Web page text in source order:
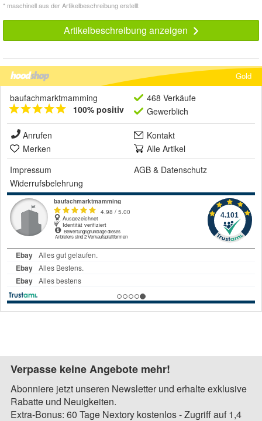
* maschinell aus der Artikelbeschreibung erstellt
Artikelbeschreibung anzeigen
Gold
baufachmarktmamming
100% positiv
468 Verkäufe
Gewerblich
Anrufen
Kontakt
Merken
Alle Artikel
Impressum
AGB & Datenschutz
Widerrufsbelehrung
Verpasse keine Angebote mehr!
Abonniere jetzt unseren Newsletter und erhalte exklusive
Rabatte und Neuigkeiten.
Extra-Bonus: 60 Tage Nextory kostenlos - Zugriff auf 1,4